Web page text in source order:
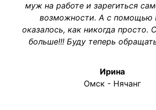
муж на работе и зарегиться
возможности. А с помощью
оказалось, как никогда просто.
больше!!! Буду теперь
Ирина
Омск - Нячанг